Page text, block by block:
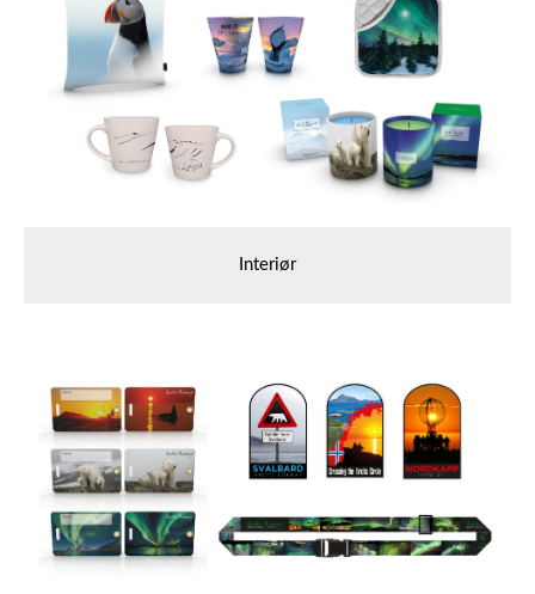
Interiør